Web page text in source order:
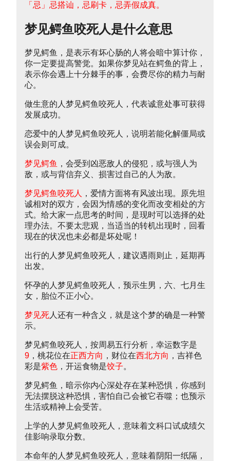
「忌」忌搭讪，忌刷卡，忌弄假成真。
梦见鳄鱼咬死人是什么意思
梦见鳄鱼，是表示有坏心肠的人将会暗中算计你，
你一定要提高警觉。如果你梦见站在鳄鱼的背上，
表示你会遇上十分棘手的事，会费尽你的精力与耐
心。
做生意的人梦见鳄鱼咬死人，代表诚意处事可获得
发展成功。
恋爱中的人梦见鳄鱼咬死人，说明若能化解僵局或
误会则可成。
梦见鳄鱼 ，会受到凶恶敌人的侵犯，或与强人为
敌，或与背信弃义、损害过自己的人为敌。
梦见鳄鱼咬死人
，爱情方面将有风波出现。原先坦
诚相对的双方，会因为情感的变化而改变相处的方
式。给大家一点思考的时间，是现时可以选择的处
理办法。不要太悲观，当适当的转机出现时，回看
现在的状况也未必都是坏处呢！
出行的人梦见鳄鱼咬死人，建议遇雨则止，延期再
出发。
怀孕的人梦见鳄鱼咬死人，预示生男，六、七月生
女，胎位不正小心。
梦见死人还有一种含义，就是这个梦的确是一种警
示。
梦见鳄鱼咬死人，按周易五行分析，幸运数字是
9 ，桃花位在正西方向 ，财位在西北方向 ，吉祥色
彩是紫色 ，开运食物是饺子。
梦见鳄鱼，暗示你内心深处存在某种恐惧，你感到
无法摆脱这种恐惧，害怕自己会被它吞噬；也预示
生活或精神上会受苦。
上学的人梦见鳄鱼咬死人，意味着文科口试成绩欠
佳影响录取分数。
本命年的人梦见鳄鱼咬死人，意味着阴阳一纸隔，